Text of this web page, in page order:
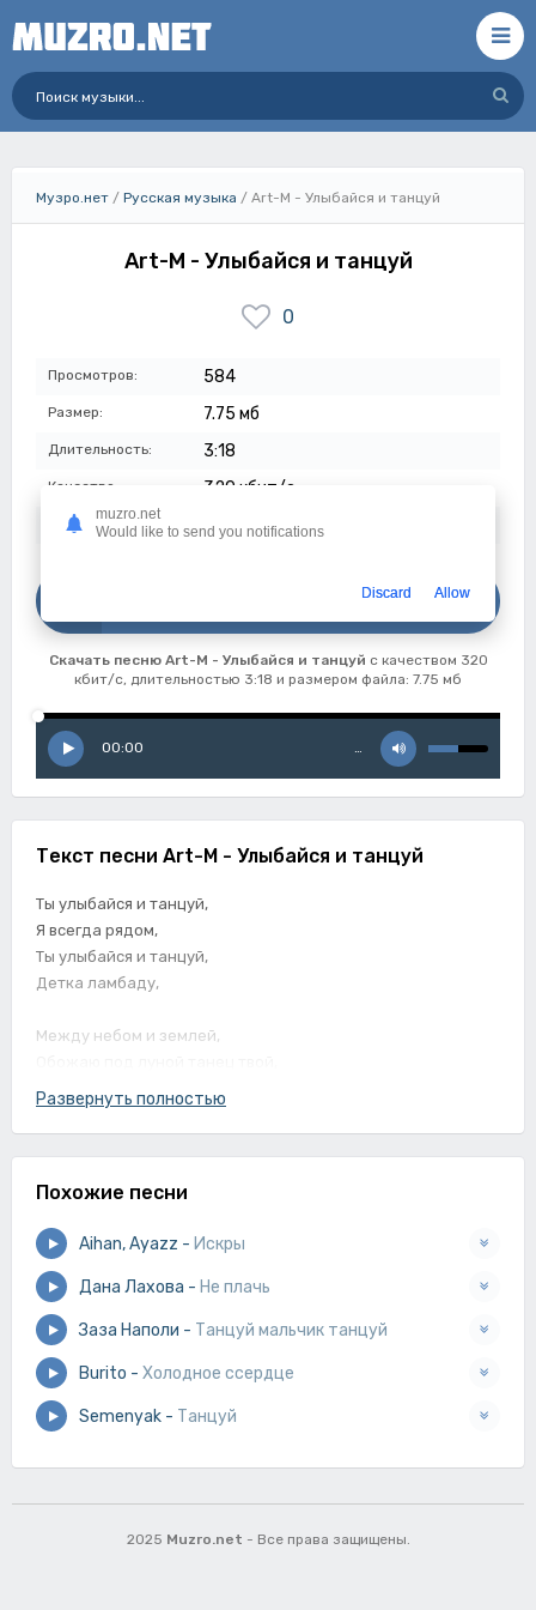
Музро.нет / Русская музыка / Art-M - Улыбайся и танцуй
Art-M - Улыбайся и танцуй
0
Просмотров: 584
Размер: 7.75 мб
Длительность: 3:18
Качество: 320 кбит/с
Дата: 06-07-2023
Скачать песню Art-M - Улыбайся и танцуй с качеством 320
кбит/с, длительностью 3:18 и размером файла: 7.75 мб
00:00 …
Текст песни Art-M - Улыбайся и танцуй
Ты улыбайся и танцуй,
Я всегда рядом,
Ты улыбайся и танцуй,
Детка ламбаду,
Между небом и землей,
Посмотри в мои глаза,
Ты улыбайся и танцуй,
Ты улыбайся и танцуй.
Развернуть полностью
Похожие песни
Aihan, Ayazz - Искры
Дана Лахова - Не плачь
Заза Наполи - Танцуй мальчик танцуй
Burito - Холодное ссердце
Semenyak - Танцуй
2025 Muzro.net - Все права защищены.
muzro.net
Would like to send you notifications
Discard Allow